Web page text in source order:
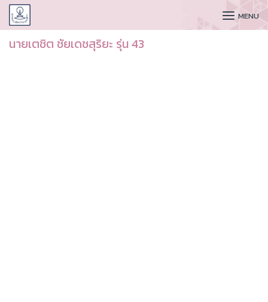
CUDAA MENU
นายเตชิต ชัยเดชสุริยะ รุ่น 43